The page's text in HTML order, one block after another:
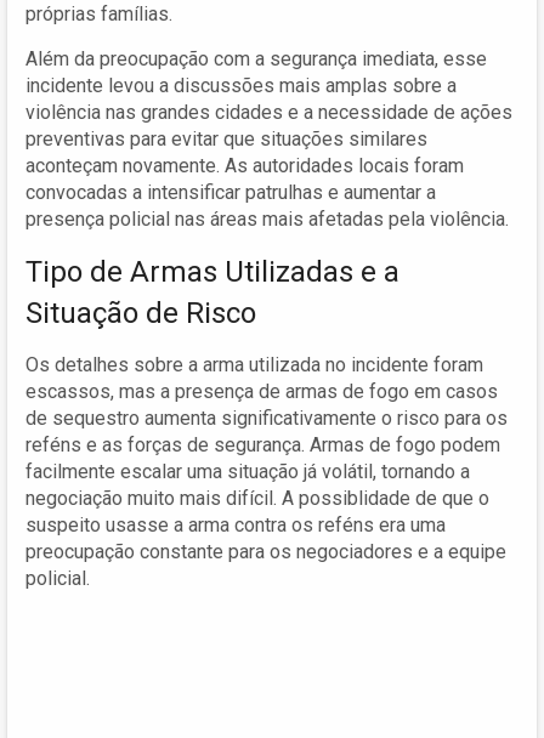
próprias famílias.
Além da preocupação com a segurança imediata, esse
incidente levou a discussões mais amplas sobre a
violência nas grandes cidades e a necessidade de ações
preventivas para evitar que situações similares
aconteçam novamente. As autoridades locais foram
convocadas a intensificar patrulhas e aumentar a
presença policial nas áreas mais afetadas pela violência.
Tipo de Armas Utilizadas e a
Situação de Risco
Os detalhes sobre a arma utilizada no incidente foram
escassos, mas a presença de armas de fogo em casos
de sequestro aumenta significativamente o risco para os
reféns e as forças de segurança. Armas de fogo podem
facilmente escalar uma situação já volátil, tornando a
negociação muito mais difícil. A possiblidade de que o
suspeito usasse a arma contra os reféns era uma
preocupação constante para os negociadores e a equipe
policial.